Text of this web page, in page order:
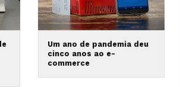
Um ano de pandemia deu
cinco anos ao e-
commerce